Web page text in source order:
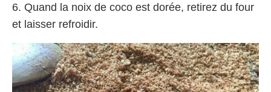
6. Quand la noix de coco est dorée, retirez du four
et laisser refroidir.